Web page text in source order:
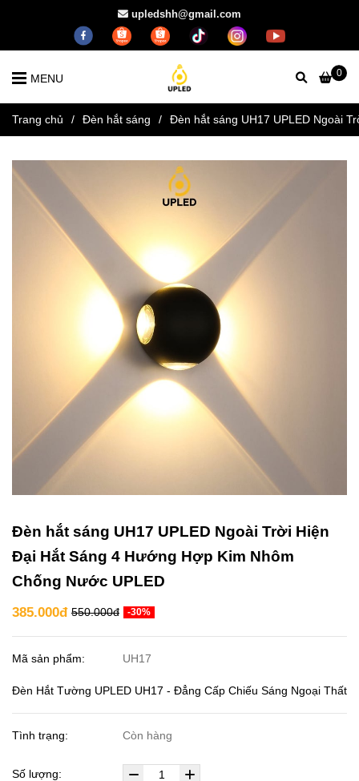
upledshh@gmail.com
0
MENU
Trang chủ / Đèn hắt sáng / Đèn hắt sáng UH17 UPLED Ngoài
Đèn hắt sáng UH17 UPLED Ngoài Trời Hiện
Đại Hắt Sáng 4 Hướng Hợp Kim Nhôm
Chống Nước UPLED
385.000đ 550.000đ -30%
Mã sản phẩm: UH17
Đèn Hắt Tường UPLED UH17 - Đẳng Cấp Chiếu Sáng Ngoại Thất
Tình trạng: Còn hàng
Số lượng: